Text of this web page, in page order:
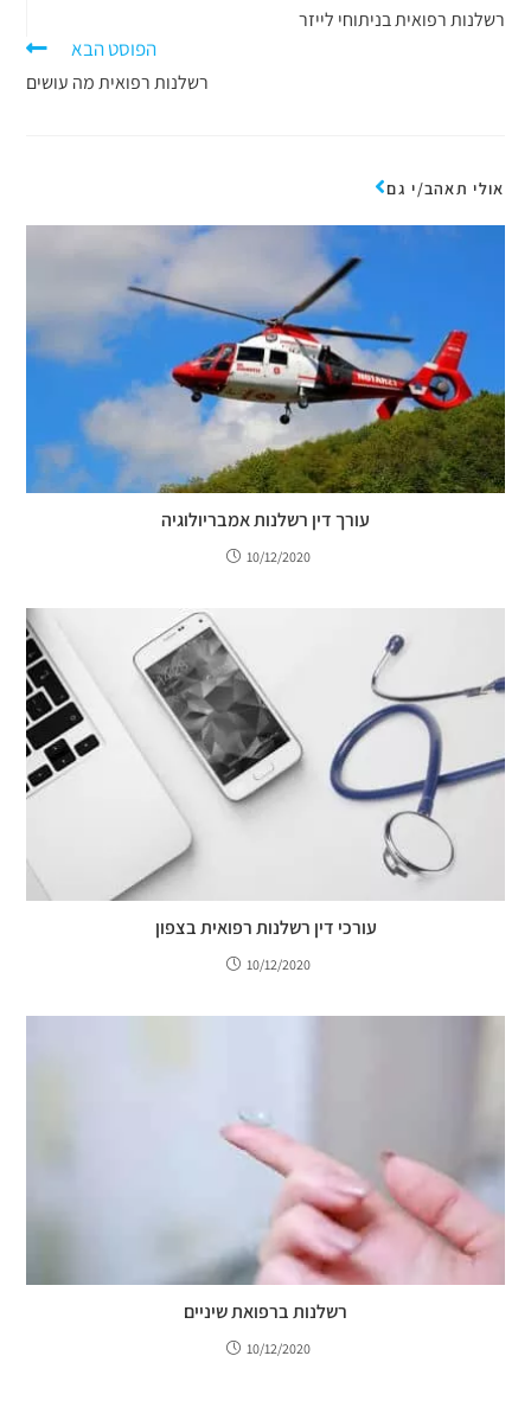
רשלנות רפואית בניתוחי לייזר
הפוסט הבא
רשלנות רפואית מה עושים
אולי תאהב/י גם
עורך דין רשלנות אמבריולוגיה
10/12/2020
עורכי דין רשלנות רפואית בצפון
10/12/2020
רשלנות ברפואת שיניים
10/12/2020